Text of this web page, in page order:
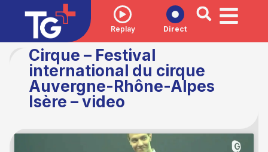
Replay Direct
Cirque – Festival
international du cirque
Auvergne-Rhône-Alpes
Isère – video